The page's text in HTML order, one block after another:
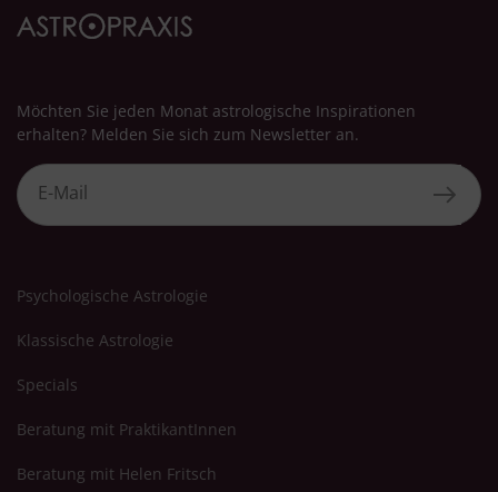
Möchten Sie jeden Monat astrologische Inspirationen
erhalten? Melden Sie sich zum Newsletter an.
Psychologische Astrologie
Klassische Astrologie
Specials
Beratung mit PraktikantInnen
Beratung mit Helen Fritsch